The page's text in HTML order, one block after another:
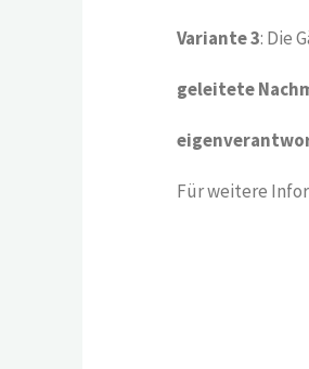
Variante 3: Die
geleitete
Für weitere